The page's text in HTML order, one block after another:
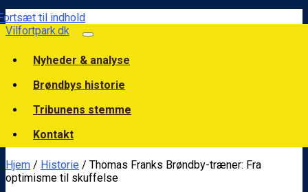
til indhold
Vilfortpark.dk
Nyheder & analyse
Brøndbys historie
Tribunens stemme
Kontakt
Hjem / Historie / Thomas Franks Brøndby-træner: Fra
optimisme til skuffelse